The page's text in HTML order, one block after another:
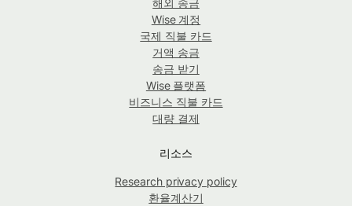
Wise 계정
국제 직불 카드
거액 송금
송금 받기
Wise 플랫폼
비즈니스 직불 카드
대량 결제
리소스
Research privacy policy
환율계산기